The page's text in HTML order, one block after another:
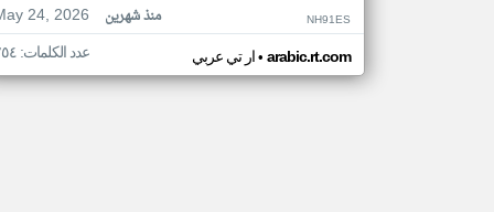
24, 2026
منذ شهرين NH91ES
ار تي عربي• arabic.rt.com عدد الكلمات: ٢٥٤